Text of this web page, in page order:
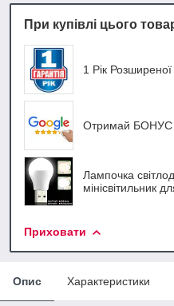
При купівлі цього
1 Рік Розширеної
Отримай БОНУС
Лампочка
мінісвітильник
Приховати
Опис Характеристики